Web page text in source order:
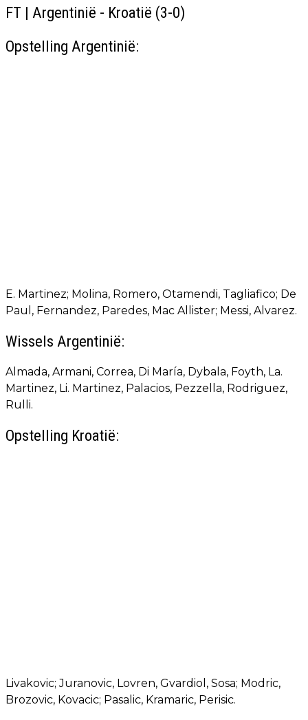
FT | Argentinië - Kroatië (3-0)
Opstelling Argentinië:
E. Martinez; Molina, Romero, Otamendi, Tagliafico; De
Paul, Fernandez, Paredes, Mac Allister; Messi, Alvarez.
Wissels Argentinië:
Almada, Armani, Correa, Di María, Dybala, Foyth, La.
Martinez, Li. Martinez, Palacios, Pezzella, Rodriguez,
Rulli.
Opstelling Kroatië:
Livakovic; Juranovic, Lovren, Gvardiol, Sosa; Modric,
Brozovic, Kovacic; Pasalic, Kramaric, Perisic.